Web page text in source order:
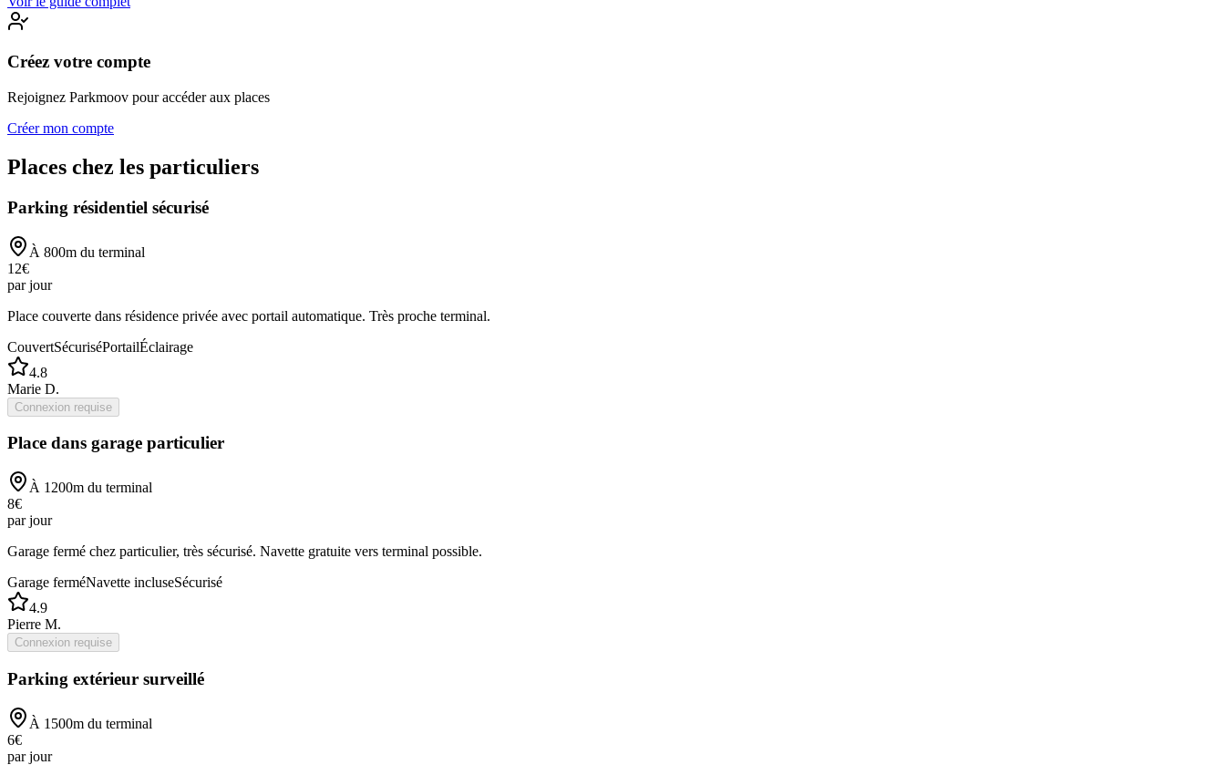
Créez votre compte
Rejoignez Parkmoov pour accéder aux places
Créer mon compte
Places chez les particuliers
Parking résidentiel sécurisé
À 800m du terminal
12€
par jour
Place couverte dans résidence privée avec portail automatique. Très proche terminal.
CouvertSécuriséPortailÉclairage
4.8
Marie D.
Connexion requise
Place dans garage particulier
À 1200m du terminal
8€
par jour
Garage fermé chez particulier, très sécurisé. Navette gratuite vers terminal possible.
Garage ferméNavette incluseSécurisé
4.9
Pierre M.
Connexion requise
Parking extérieur surveillé
À 1500m du terminal
6€
par jour